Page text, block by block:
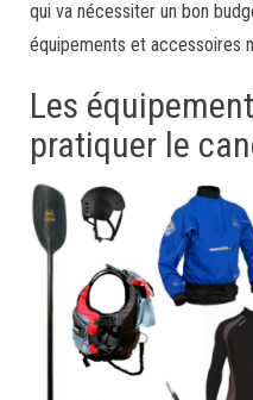
qui va nécessiter un bon
équipements et accessoires
Les
pratiquer le